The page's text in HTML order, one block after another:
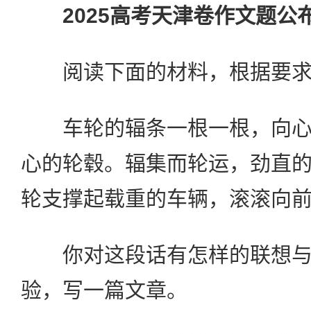
2025高考天津卷作文题公
阅读下面的材料，根据要
车轮的辐条一根一根，向心
心的轮毂。辐集而轮运，劲直
轮支撑起载重的车辆，滚滚向
你对这段话有怎样的联想与
验，写一篇文章。